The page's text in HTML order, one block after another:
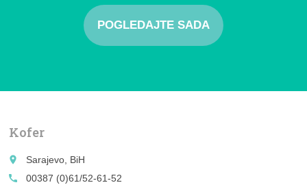
POGLEDAJTE SADA
Kofer
place
Sarajevo, BiH
call
00387 (0)61/52-61-52